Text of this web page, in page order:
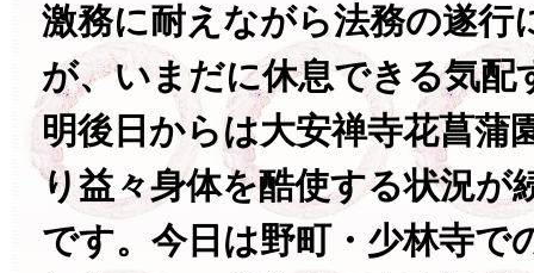
激務に耐えながら法務の遂行
が、いまだに休息できる気配
明後日からは大安禅寺花菖蒲
り益々身体を酷使する状況が
です。今日は野町・少林寺で